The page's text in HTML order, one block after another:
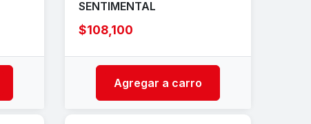
SENTIMENTAL
$108,100
Agregar a carro